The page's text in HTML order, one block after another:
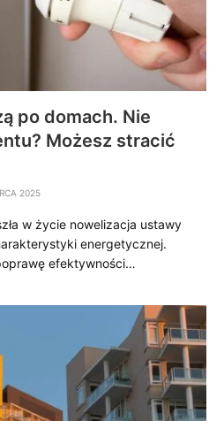
po domach. Nie
Możesz stracić
2025
w życie nowelizacja ustawy
energetycznej.
efektywności…